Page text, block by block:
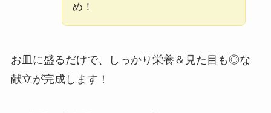
め！
お皿に盛るだけで、しっかり栄養＆見た目も◎な
献立が完成します！